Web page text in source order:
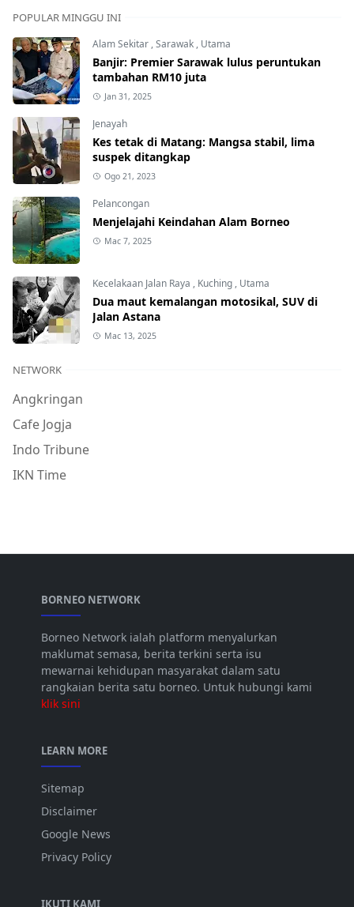
POPULAR MINGGU INI
Alam Sekitar ,Sarawak , Utama
Banjir: Premier Sarawak lulus peruntukan
tambahan RM10 juta
Jan 31, 2025
Jenayah
Kes tetak di Matang: Mangsa stabil, lima
suspek ditangkap
Ogo 21, 2023
Pelancongan
Menjelajahi Keindahan Alam Borneo
Mac 7, 2025
Kecelakaan Jalan Raya , Kuching , Utama
Dua maut kemalangan motosikal, SUV di
Jalan Astana
Mac 13, 2025
NETWORK
Angkringan
Cafe Jogja
Indo Tribune
IKN Time
BORNEO NETWORK
Borneo Network ialah platform menyalurkan
maklumat semasa, berita terkini serta isu
mewarnai kehidupan masyarakat dalam satu
rangkaian berita satu borneo. Untuk hubungi kami
klik sini
LEARN MORE
Sitemap
Disclaimer
Google News
Privacy Policy
IKUTI KAMI